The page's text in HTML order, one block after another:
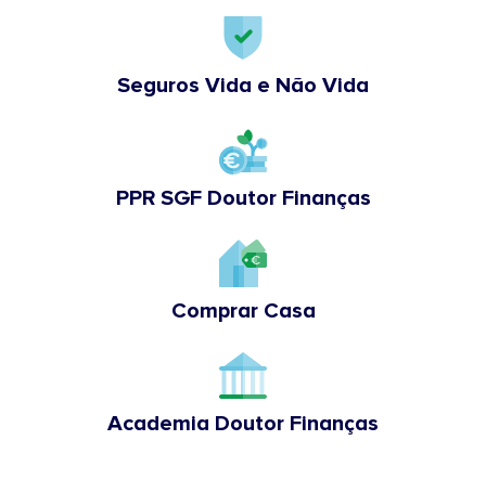
Seguros Vida e Não Vida
PPR SGF Doutor Finanças
Comprar Casa
Academia Doutor Finanças